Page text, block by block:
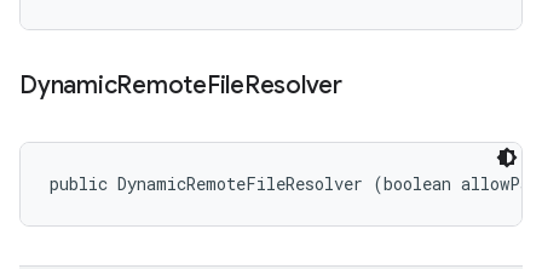
DynamicRemoteFileResolver
public DynamicRemoteFileResolver (boolean